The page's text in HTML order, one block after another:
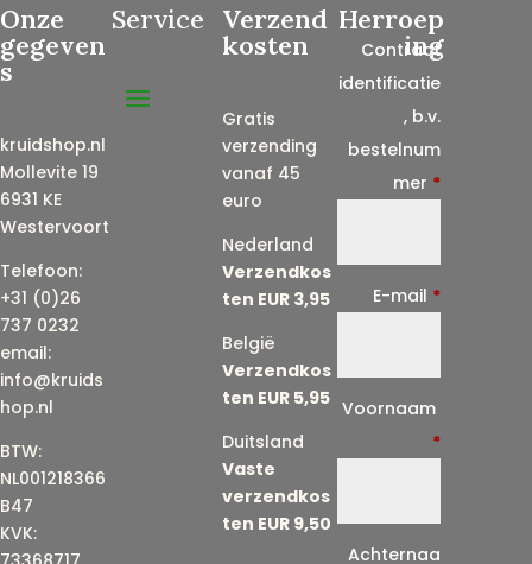
Onze
gegeven
s
kruidshop.nl
Mollevite 19
6931 KE
Westervoort
Telefoon:
+31 (0)26
737 0232
email:
info@kruids
hop.nl
BTW:
NL001218366
B47
KVK:
Service Verzend
kosten
Gratis
verzending
vanaf 45
euro
Nederland
Verzendkos
ten EUR 3,95
België
Verzendkos
ten EUR 5,95
Duitsland
Vaste
verzendkos
ten EUR 9,50
Herroep
ing
Contract
identificatie
, b.v.
bestelnum
mer *
E-mail *
Voornaam
*
Achternaa